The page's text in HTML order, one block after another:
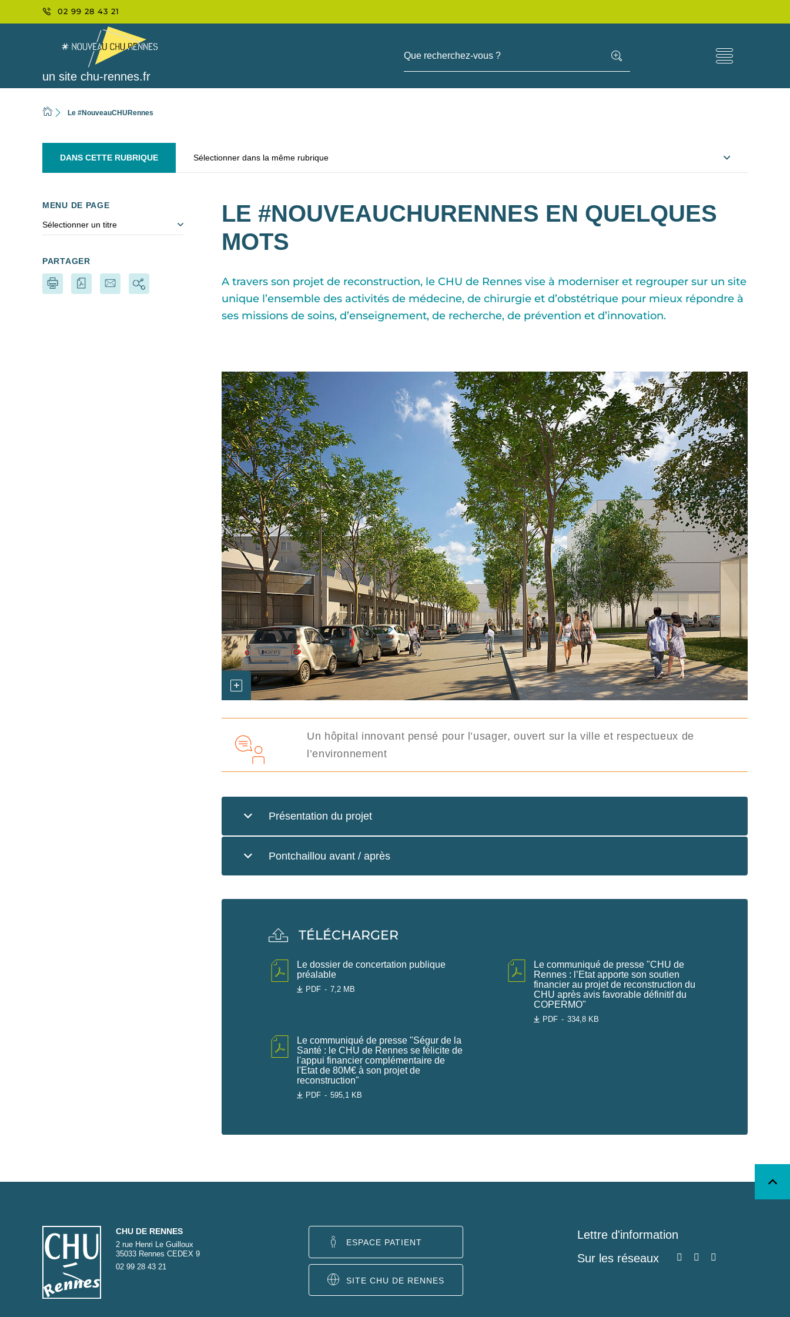
02 99 28 43 21
un site chu-rennes.fr
Que recherchez-vous ?
Le #NouveauCHURennes
DANS CETTE RUBRIQUE Sélectionner dans la même rubrique
MENU DE PAGE
Sélectionner un titre
PARTAGER
LE #NOUVEAUCHURENNES EN QUELQUES
MOTS
A travers son projet de reconstruction, le CHU de Rennes vise à moderniser et regrouper sur un site
unique l’ensemble des activités de médecine, de chirurgie et d’obstétrique pour mieux répondre à
ses missions de soins, d’enseignement, de recherche, de prévention et d’innovation.
Un hôpital innovant pensé pour l’usager, ouvert sur la ville et respectueux de
l’environnement
Présentation du projet
Pontchaillou avant / après
TÉLÉCHARGER
Le dossier de concertation publique
préalable
PDF 7,2 MB
Le communiqué de presse "CHU de
Rennes : l’Etat apporte son soutien
financier au projet de reconstruction du
CHU après avis favorable définitif du
COPERMO"
PDF 334,8 KB
Le communiqué de presse "Ségur de la
Santé : le CHU de Rennes se félicite de
l'appui financier complémentaire de
l'Etat de 80M€ à son projet de
reconstruction"
PDF 595,1 KB
CHU DE RENNES
2 rue Henri Le Guilloux
35033 Rennes CEDEX 9
02 99 28 43 21
ESPACE PATIENT
SITE CHU DE RENNES
Lettre d'information
Sur les réseaux